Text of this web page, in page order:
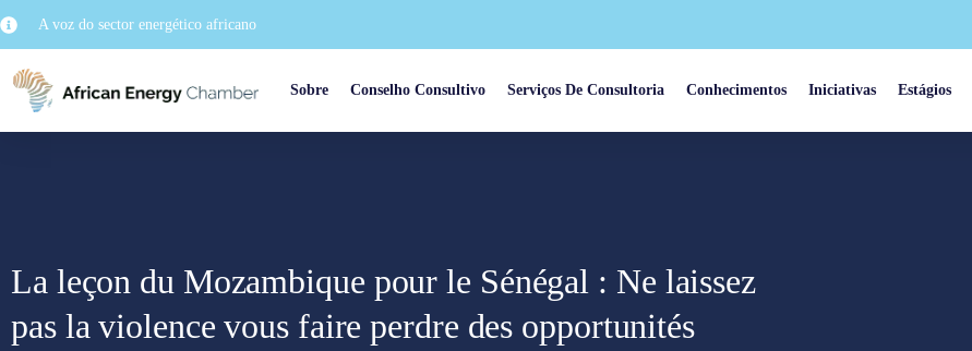
A voz do sector energético africano
Sobre Conselho Consultivo Serviços De Consultoria Conhecimentos Iniciativas Estágios
La leçon du Mozambique pour le Sénégal : Ne laissez
pas la violence vous faire perdre des opportunités